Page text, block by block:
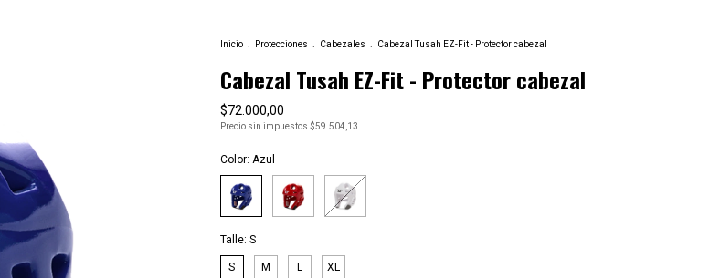
Inicio Protecciones Cabezales Cabezal Tusah EZ-Fit - Protector cabezal
Cabezal Tusah EZ-Fit - Protector cabezal
$72.000,00
Precio sin impuestos $59.504,13
Color: Azul
Talle: S
S M L XL